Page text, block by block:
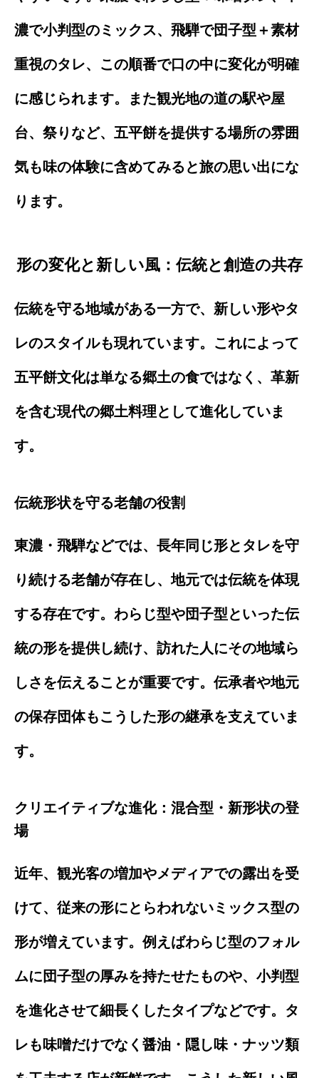
濃で小判型のミックス、飛騨で団子型＋素材
重視のタレ、この順番で口の中に変化が明確
に感じられます。また観光地の道の駅や屋
台、祭りなど、五平餅を提供する場所の雰囲
気も味の体験に含めてみると旅の思い出にな
ります。
形の変化と新しい風：伝統と創造の共存
伝統を守る地域がある一方で、新しい形やタ
レのスタイルも現れています。これによって
五平餅文化は単なる郷土の食ではなく、革新
を含む現代の郷土料理として進化していま
す。
伝統形状を守る老舗の役割
東濃・飛騨などでは、長年同じ形とタレを守
り続ける老舗が存在し、地元では伝統を体現
する存在です。わらじ型や団子型といった伝
統の形を提供し続け、訪れた人にその地域ら
しさを伝えることが重要です。伝承者や地元
の保存団体もこうした形の継承を支えていま
す。
クリエイティブな進化：混合型・新形状の登
場
近年、観光客の増加やメディアでの露出を受
けて、従来の形にとらわれないミックス型の
形が増えています。例えばわらじ型のフォル
ムに団子型の厚みを持たせたものや、小判型
を進化させて細長くしたタイプなどです。タ
レも味噌だけでなく醤油・隠し味・ナッツ類